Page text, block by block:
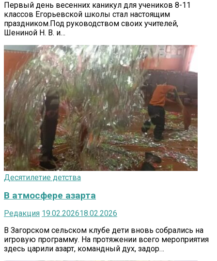
Первый день весенних каникул для учеников 8-11
классов Егорьевской школы стал настоящим
праздником.Под руководством своих учителей,
Шениной Н. В. и…
Десятилетие детства
В атмосфере азарта
Редакция 19.02.202618.02.2026
В Загорском сельском клубе дети вновь собрались на
игровую программу. На протяжении всего мероприятия
здесь царили азарт, командный дух, задор…